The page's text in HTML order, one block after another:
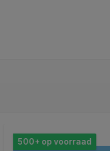
efficiënte,
500+ op voorraad